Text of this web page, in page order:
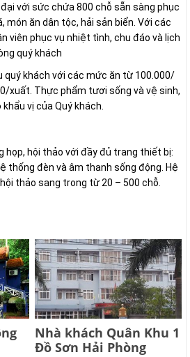
với sức chứa 800 chỗ sẵn sàng phục
món ăn dân tộc, hải sản biển. Với các
viên phục vụ nhiệt tình, chu đáo và lịch
quý khách
quý khách với các mức ăn từ 100.000/
xuất. Thực phẩm tươi sống và vệ sinh,
vị của Quý khách.
họp, hội thảo với đầy đủ trang thiết bị:
thống đèn và âm thanh sống động. Hệ
thảo sang trong từ 20 – 500 chỗ.
Nhà khách Quân Khu 1
Đồ Sơn Hải Phòng